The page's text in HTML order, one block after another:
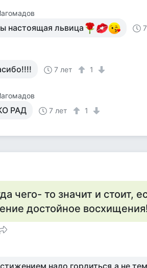
настоящая львица
7 лет 1
РАД 7 лет 1
чего- то значит и стоит,
достойное
надо гордиться,а не